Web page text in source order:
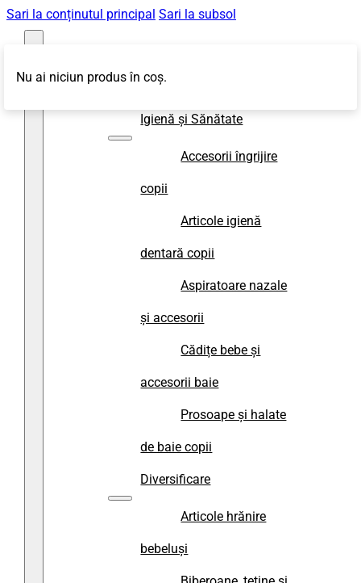
Sari la conținutul principal Sari la subsol
Igienă și Sănătate
Accesorii îngrijire
copii
Articole igienă
dentară copii
Aspiratoare nazale
și accesorii
Cădițe bebe și
accesorii baie
Prosoape și halate
de baie copii
Diversificare
Articole hrănire
bebeluși
Nu ai niciun produs în coș.